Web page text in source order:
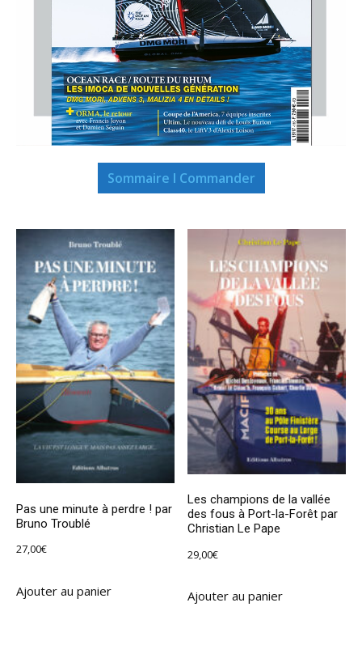
Sommaire I Commander
Pas une minute à perdre ! par
Bruno Troublé
27,00€
Ajouter au panier
Les champions de la vallée
des fous à Port-la-Forêt par
Christian Le Pape
29,00€
Ajouter au panier